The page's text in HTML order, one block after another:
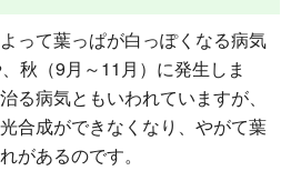
って葉っぱが白っぽくなる病気
秋（9月～11月）に発生しま
る病気ともいわれていますが、
合成ができなくなり、やがて葉
があるのです。